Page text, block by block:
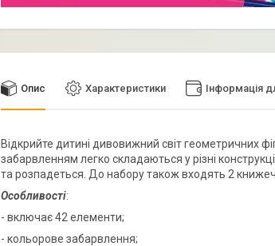
Опис Характеристики Інформація
Відкрийте дитині дивовижний світ геометричних
забарвленням легко складаються у різні
та розпадеться. До набору також входять 2
Особливості:
- включає 42 елементи;
- кольорове забарвлення;